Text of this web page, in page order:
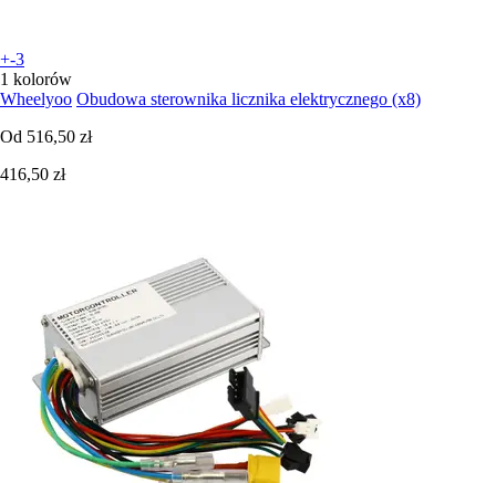
+-3
1 kolorów
Wheelyoo Obudowa sterownika licznika elektrycznego (x8)
Od 516,50 zł
416,50 zł